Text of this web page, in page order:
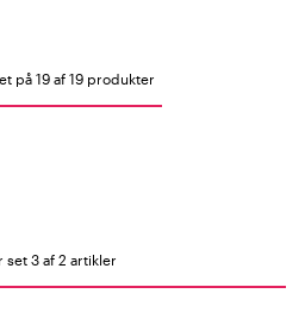
på 19 af 19 produkter
set 3 af 2 artikler